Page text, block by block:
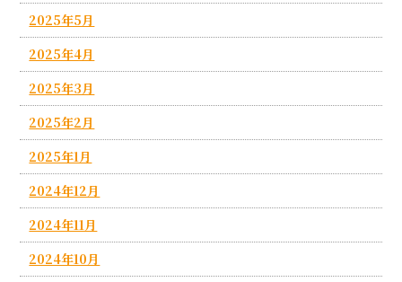
2025年5月
2025年4月
2025年3月
2025年2月
2025年1月
2024年12月
2024年11月
2024年10月